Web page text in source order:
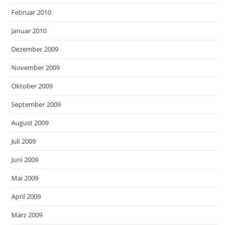
Februar 2010
Januar 2010
Dezember 2009
November 2009
Oktober 2009
September 2009
August 2009
Juli 2009
Juni 2009
Mai 2009
April 2009
März 2009